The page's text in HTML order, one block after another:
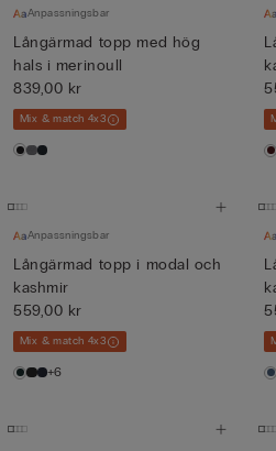
Anpassningsbar
Långärmad topp med hög
hals i merinoull
839,00 kr
Mix & match 4x3
Anpassningsbar
Långärmad topp i modal och
kashmir
559,00 kr
Mix & match 4x3
+6